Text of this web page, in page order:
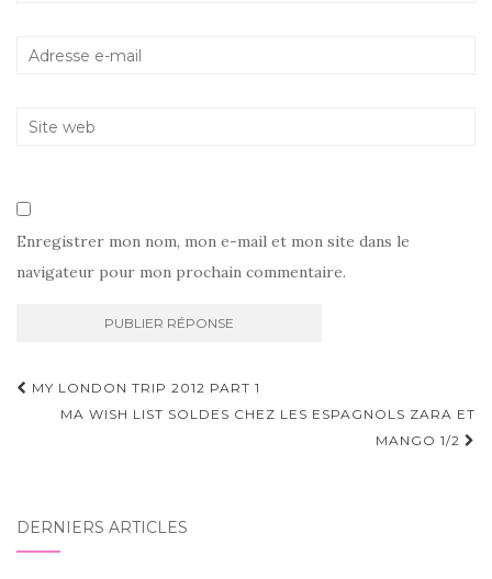
Enregistrer mon nom, mon e-mail et mon site dans le
navigateur pour mon prochain commentaire.
Navigation
d'article
MY LONDON TRIP 2012 PART 1
MA WISH LIST SOLDES CHEZ LES ESPAGNOLS ZARA ET
MANGO 1/2
DERNIERS ARTICLES